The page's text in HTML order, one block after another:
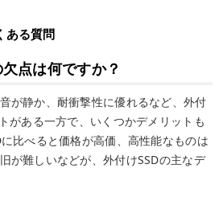
ある質問
点は何ですか？
が静か、耐衝撃性に優れるなど、外付
がある一方で、いくつかデメリットも
比べると価格が高価、高性能なものは
が難しいなどが、外付けSSDの主なデ